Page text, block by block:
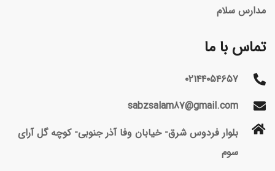
مدارس سلام
تماس با ما
۰۲۱۴۴۰۵۴۶۵۷
sabzsalam87@gmail.com
بلوار فردوس شرق- خیابان وفا آذر جنوبی- کوچه گل آرای
سوم